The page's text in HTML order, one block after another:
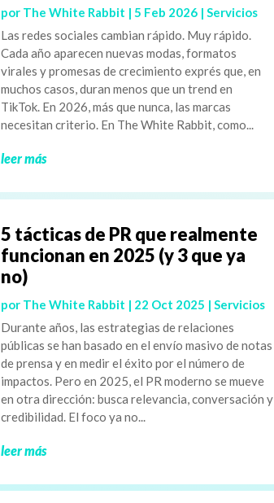
por The White Rabbit |5 Feb 2026 |Servicios
Las redes sociales cambian rápido. Muy rápido.
Cada año aparecen nuevas modas, formatos
virales y promesas de crecimiento exprés que, en
muchos casos, duran menos que un trend en
TikTok. En 2026, más que nunca, las marcas
necesitan criterio. En The White Rabbit, como...
leer más
5 tácticas de PR que realmente
funcionan en 2025 (y 3 que ya
no)
por The White Rabbit | 22 Oct 2025 | Servicios
Durante años, las estrategias de relaciones
públicas se han basado en el envío masivo de notas
de prensa y en medir el éxito por el número de
impactos. Pero en 2025, el PR moderno se mueve
en otra dirección: busca relevancia, conversación y
credibilidad. El foco ya no...
leer más